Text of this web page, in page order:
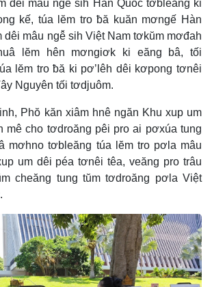
dêi mâu ngê̆ sih Hàn Quốc tơbleăng ki
kế, túa lĕm tro ƀă kuăn mơngế Hàn
dêi mâu ngê̆ sih Việt Nam tơkŭm mơđah
lĕm hên mơngiơk ki eăng bâ, tối
lĕm tro ƀă ki pơ’lêh dêi kơpong tơnêi
Nguyên tối tơdjuôm.
Phŏ kăn xiâm hnê ngăn Khu xup um
mê cho tơdroăng pêi pro ai pơxúa tung
mơhno tơbleăng túa lĕm tro pơla mâu
um dêi péa tơnêi têa, veăng pro trâu
cheăng tung tŭm tơdroăng pơla Việt